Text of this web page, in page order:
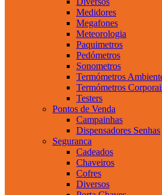
Medidores
Megafones
Meteorologia
Paquimetros
Pedómetros
Sonometros
Termómetros
Termómetros
Testers
Pontos de Venda
Campainhas
Dispensadores Senhas
Seguranca
Cadeados
Chaveiros
Cofres
Diversos